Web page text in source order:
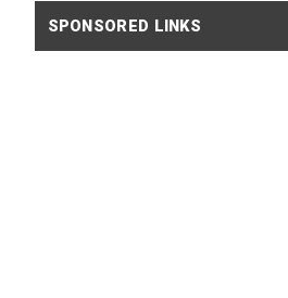
SPONSORED LINKS